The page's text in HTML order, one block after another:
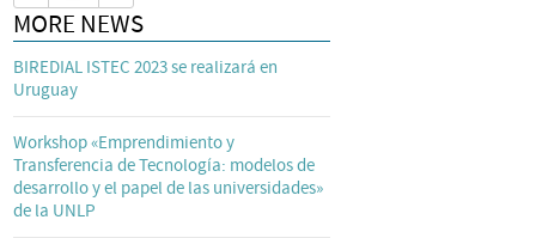
MORE NEWS
BIREDIAL ISTEC 2023 se realizará en
Uruguay
Workshop «Emprendimiento y
Transferencia de Tecnología: modelos de
desarrollo y el papel de las universidades»
de la UNLP